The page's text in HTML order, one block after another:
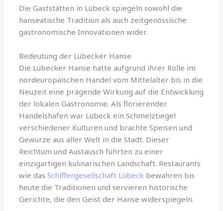
Die Gaststätten in Lübeck spiegeln sowohl die
hanseatische Tradition als auch zeitgenössische
gastronomische Innovationen wider.
Bedeutung der Lübecker Hanse
Die Lübecker Hanse hatte aufgrund ihrer Rolle im
nordeuropäischen Handel vom Mittelalter bis in die
Neuzeit eine prägende Wirkung auf die Entwicklung
der lokalen Gastronomie. Als florierender
Handelshafen war Lübeck ein Schmelztiegel
verschiedener Kulturen und brachte Speisen und
Gewürze aus aller Welt in die Stadt. Dieser
Reichtum und Austausch führten zu einer
einzigartigen kulinarischen Landschaft. Restaurants
wie dasSchiffergesellschaft Lübeck bewahren bis
heute die Traditionen und servieren historische
Gerichte, die den Geist der Hanse widerspiegeln.